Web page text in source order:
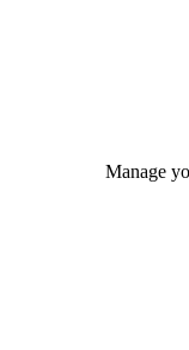
Manage